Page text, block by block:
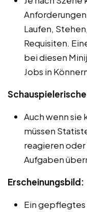
Laufen,
Requisiten.
bei diesen
Jobs in
Auch wenn sie
müssen
reagieren
Aufgaben
Erscheinungsbild:
Ein gepflegtes